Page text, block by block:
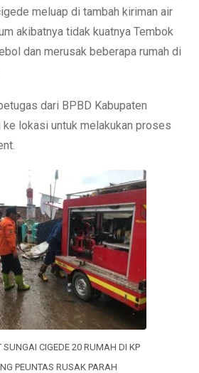
meluap di tambah kiriman air
akibatnya tidak kuatnya Tembok
dan merusak beberapa rumah di
dari BPBD Kabupaten
ke lokasi untuk melakukan proses
SUNGAI CIGEDE 20 RUMAH DI KP
PEUNTAS RUSAK PARAH